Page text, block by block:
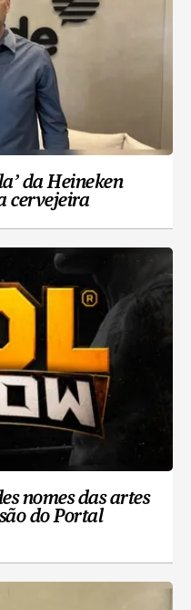
da Heineken
cervejeira
nomes das artes
do Portal